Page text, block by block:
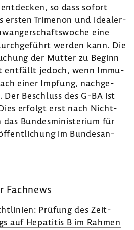
so dass sofort
ersten Trimenon und idea­ler­
eine
werden kann. Die
der Mutter zu Beginn
entfällt jedoch, wenn Immu­
einer Impfung, nach­ge­
Beschluss des G-BA ist
erfolgt erst nach Nicht­
Bundes­mi­nis­te­rium für
im Bundes­an­
Fach­news
Prüfung des Zeit­
auf Hepa­titis B im Rahmen